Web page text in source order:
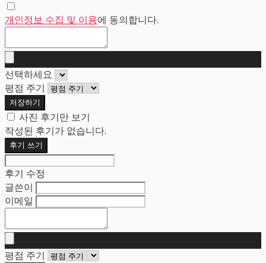
개인정보 수집 및 이용에 동의합니다.
선택하세요
평점 주기
저장하기
사진 후기만 보기
작성된 후기가 없습니다.
후기 쓰기
후기 수정
글쓴이
이메일
평점 주기